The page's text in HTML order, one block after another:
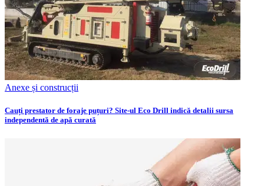
Anexe și construcții
Cauți prestator de foraje puțuri? Site-ul Eco Drill indică detalii sursa
independentă de apă curată